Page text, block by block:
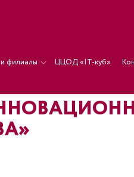
филиалы ЦЦОД «IT-куб»